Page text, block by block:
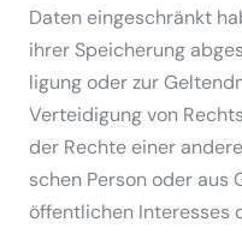
Daten einge­schränkt
ihrer Speicherung
ligung oder zur
Vertei­digung von
der Rechte einer
schen Person oder aus
öffent­lichen Inter­esses